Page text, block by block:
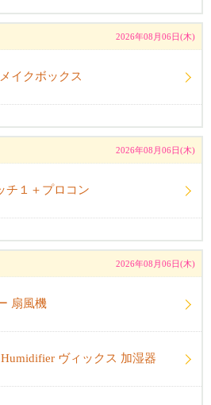
2026年08月06日(木)
イクボックス
2026年08月06日(木)
チ１＋プロコン
2026年08月06日(木)
扇風機
ヴィックス 加湿器